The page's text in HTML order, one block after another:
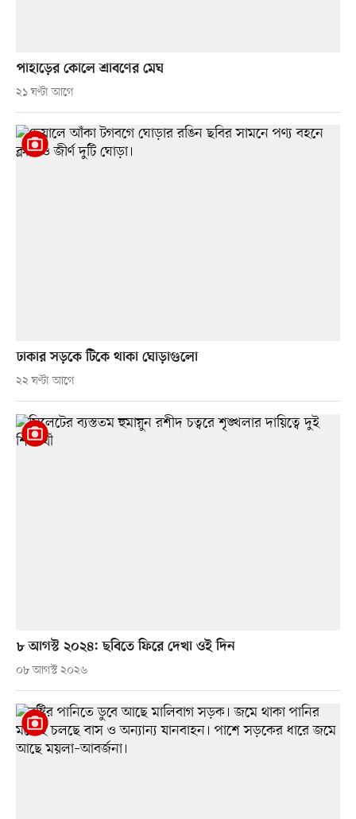
পাহাড়ের কোলে শ্রাবণের মেঘ
২১ ঘণ্টা আগে
ঢাকার সড়কে টিকে থাকা ঘোড়াগুলো
২২ ঘণ্টা আগে
৮ আগস্ট ২০২৪: ছবিতে ফিরে দেখা ওই দিন
০৮ আগস্ট ২০২৬